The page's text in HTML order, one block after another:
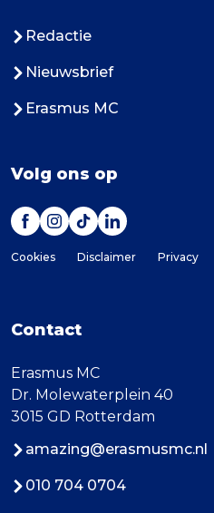
Redactie
Nieuwsbrief
Erasmus MC
Volg ons op
Cookies Disclaimer Privacy
Contact
Erasmus MC
Dr. Molewaterplein 40
3015 GD Rotterdam
amazing@erasmusmc.nl
010 704 0704